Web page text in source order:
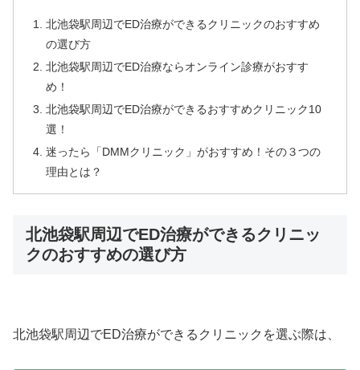
北池袋駅周辺でED治療ができるクリニックのおすすめ
の選び方
北池袋駅周辺でED治療ならオンライン診療がおすす
め！
北池袋駅周辺でED治療ができるおすすめクリニック10
選！
迷ったら「DMMクリニック」がおすすめ！その３つの
理由とは？
北池袋駅周辺でED治療ができるクリニッ
クのおすすめの選び方
北池袋駅周辺でED治療ができるクリニックを選ぶ際は、